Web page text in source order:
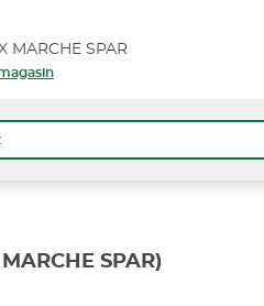
MARCHE SPAR
SPAR)